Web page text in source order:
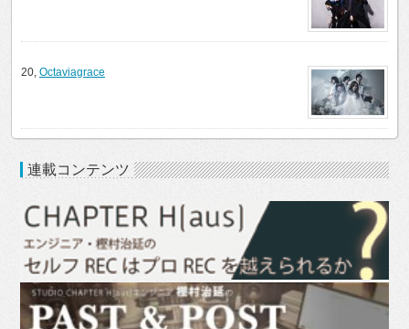
20, Octaviagrace
連載コンテンツ